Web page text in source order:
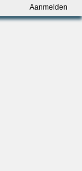
Aanmelden